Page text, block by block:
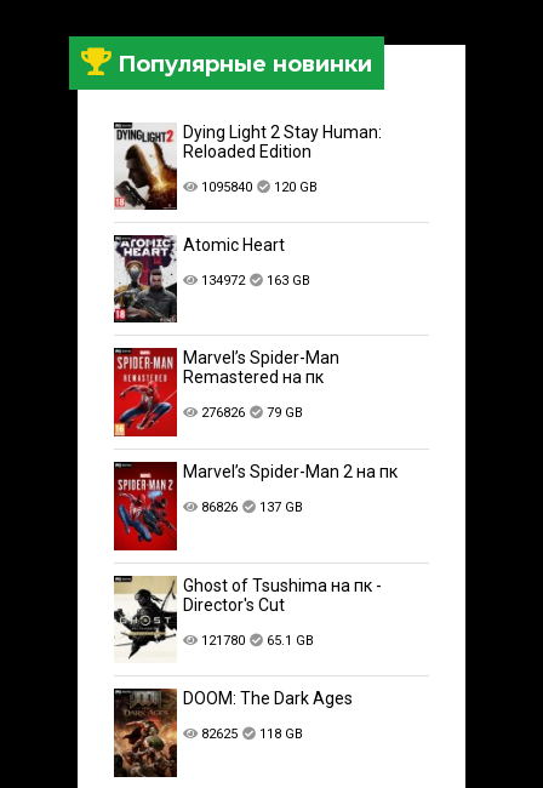
Популярные новинки
Dying Light 2 Stay Human:
Reloaded Edition
1095840 120 GB
Atomic Heart
134972 163 GB
Marvel’s Spider-Man
Remastered на пк
276826 79 GB
Marvel’s Spider-Man 2 на пк
86826 137 GB
Ghost of Tsushima на пк -
Director's Cut
121780 65.1 GB
DOOM: The Dark Ages
82625 118 GB